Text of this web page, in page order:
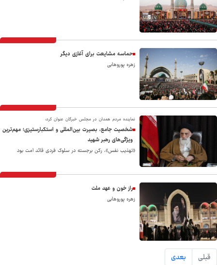
حماسه مشایعت برای آغازی دیگر
زهره پوروهابی
نماینده مردم همدان در مجلس خبرگان عنوان کرد:
شخصیت جامع، بصیرت بین‌المللی و استکبارستیزی؛ مهم‌ترین
ویژگی‌های رهبر شهید
«تهذیب نفس»، رکن برجسته در سلوک فردی قائد امت بود
راز خون و عهد ملت
زهره پوروهابی
قبلی بعدی